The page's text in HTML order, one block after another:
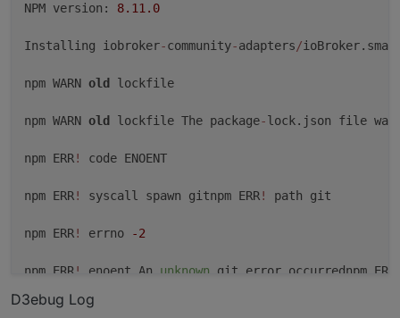
NPM version: 8.11 .0
Installing iobroker-community-adapters/ioBroker.sma
npm WARN old lockfile
npm WARN old lockfile The package-lock.json file
npm ERR! code ENOENT
npm ERR! syscall spawn gitnpm ERR! path git
npm ERR! errno -2
npm ERR ! enoent An unknown git error occurrednpm ERR
npm ERR! A complete log
D3ebug Log